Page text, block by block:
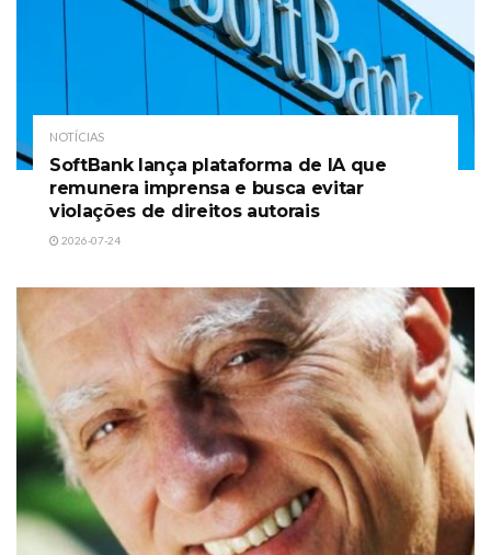
NOTÍCIAS
SoftBank lança plataforma de IA que
remunera imprensa e busca evitar
violações de direitos autorais
2026-07-24